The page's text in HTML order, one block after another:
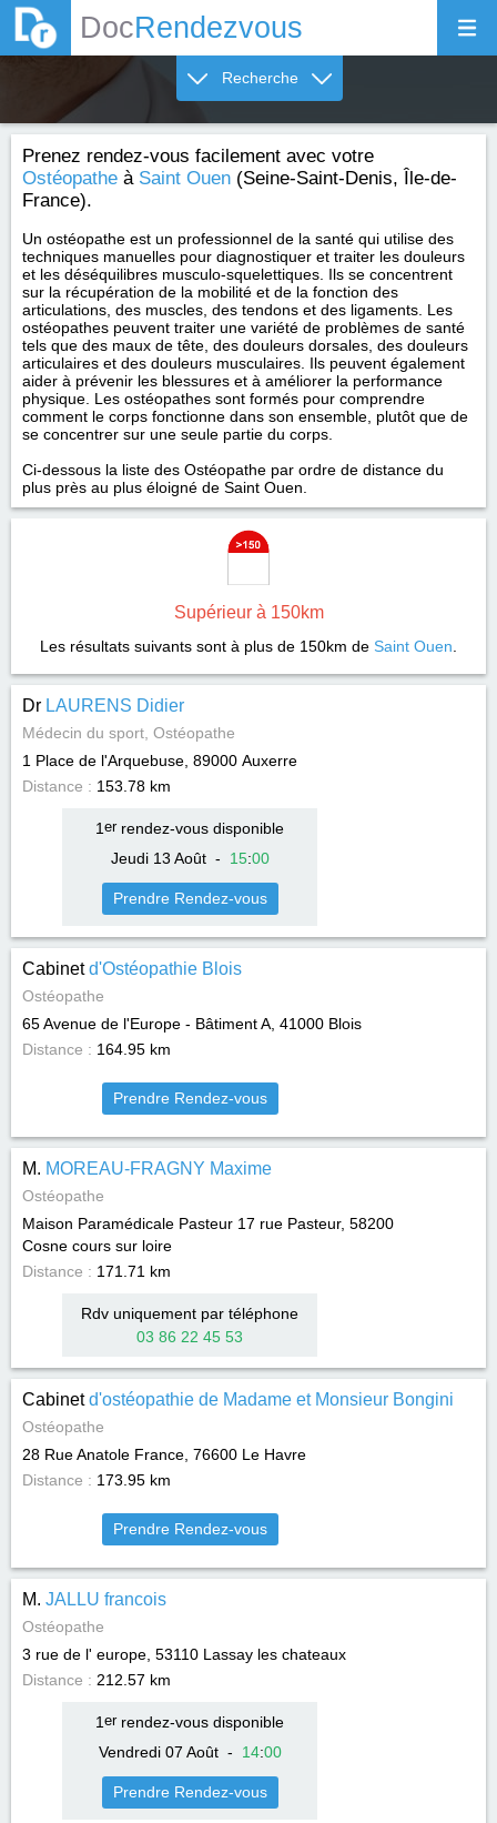
DocRendezvous
Recherche
Prenez rendez-vous facilement avec votre
Ostéopathe à Saint Ouen (Seine-Saint-Denis, Île-de-
France).
Un ostéopathe est un professionnel de la santé qui utilise des
techniques manuelles pour diagnostiquer et traiter les douleurs
et les déséquilibres musculo-squelettiques. Ils se concentrent
sur la récupération de la mobilité et de la fonction des
articulations, des muscles, des tendons et des ligaments. Les
ostéopathes peuvent traiter une variété de problèmes de santé
tels que des maux de tête, des douleurs dorsales, des douleurs
articulaires et des douleurs musculaires. Ils peuvent également
aider à prévenir les blessures et à améliorer la performance
physique. Les ostéopathes sont formés pour comprendre
comment le corps fonctionne dans son ensemble, plutôt que de
se concentrer sur une seule partie du corps.
Ci-dessous la liste des Ostéopathe par ordre de distance du
plus près au plus éloigné de Saint Ouen.
Supérieur à 150km
Les résultats suivants sont à plus de 150km de Saint Ouen
Dr LAURENS Didier
Médecin du sport, Ostéopathe
1 Place de l'Arquebuse, 89000 Auxerre
Distance : 153.78 km
1 errendez-vous disponible
Jeudi 13 Août- 15:00
Prendre Rendez-vous
Cabinetd'Ostéopathie Blois
Ostéopathe
65 Avenue de l'Europe - Bâtiment A, 41000 Blois
Distance : 164.95 km
Prendre Rendez-vous
M. MOREAU-FRAGNY Maxime
Ostéopathe
Maison Paramédicale Pasteur 17 rue Pasteur, 58200
Cosne cours sur loire
Distance : 171.71 km
Rdv uniquement par téléphone
03 86 22 45 53
Cabinetd'ostéopathie de Madame et Monsieur Bongini
Ostéopathe
28 Rue Anatole France, 76600 Le Havre
Distance : 173.95 km
Prendre Rendez-vous
M. JALLU francois
Ostéopathe
3 rue de l' europe, 53110 Lassay les chateaux
Distance : 212.57 km
1 errendez-vous disponible
Vendredi 07 Août- 14:00
Prendre Rendez-vous